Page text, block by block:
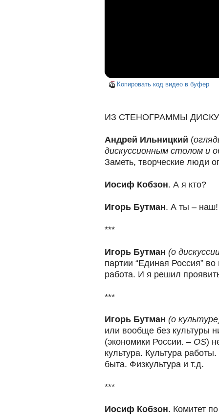
Копировать код видео в буфер
ИЗ СТЕНОГРАММЫ
Андрей Ильницкий (
дискуссионным столом и
Заметь, творческие люди
Иосиф Кобзон. А я кто?
Игорь Бутман. А ты – наш!
***
Игорь Бутман (o
партии “Единая Россия”
работа. И я решил
***
Игорь Бутман (о
или вообще без культуры
(экономики России. – OS)
культура. Культура
быта. Физкультура и т.д.
***
Иосиф Кобзон. Комитет